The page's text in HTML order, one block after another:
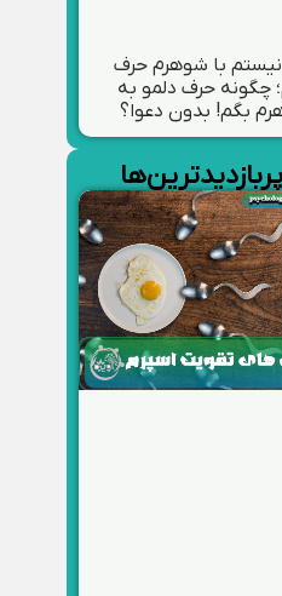
نیستم با شوهرم حرف
چگونه حرف دلمو به
بگم! بدون دعوا؟
پربازدیدترین‌ها